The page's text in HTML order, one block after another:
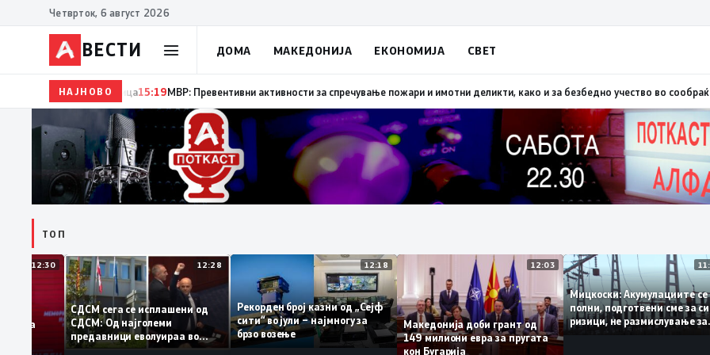
Четврток, 6 август 2026
ВЕСТИ ДОМА МАКЕДОНИЈА ЕКОНОМИЈА СВЕТ
НАЈНОВО15:20Десет години од катастрофалните поплави во Скопско: Во невремето загинаа 22 лица15:19МВР: Превентивни
ТОП
12:30
на
12:28
СДСМ сега се исплашени од
СДСМ: Од најголеми
предавници еволуираа во
најголеми патриоти
12:18
Рекорден број казни од „Сејф
сити“ во јули – најмногу за
брзо возење
12:03
Македонија доби грант од
149 милиони евра за пругата
кон Бугарија
Мицкоски:
полни, подготвени сме
ризици, не
поскапување на струјата